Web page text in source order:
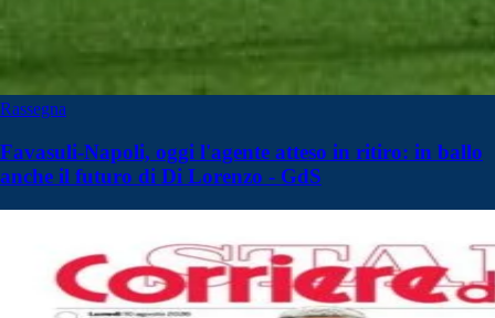
Rassegna
Favasuli-Napoli, oggi l'agente atteso in ritiro: in ballo
anche il futuro di Di Lorenzo - GdS